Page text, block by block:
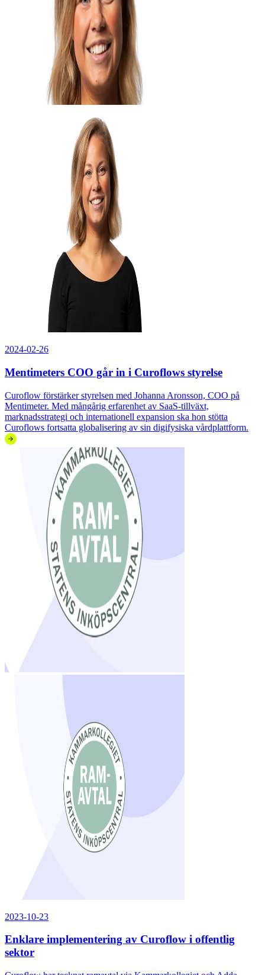
2024-02-26
Mentimeters COO går in i Curoflows styrelse
Curoflow förstärker styrelsen med Johanna Aronsson, COO på
Mentimeter. Med mångårig erfarenhet av SaaS-tillväxt,
marknadsstrategi och internationell expansion ska hon stötta
Curoflows fortsatta globalisering av sin digifysiska vårdplattform.
2023-10-23
Enklare implementering av Curoflow i offentlig
sektor